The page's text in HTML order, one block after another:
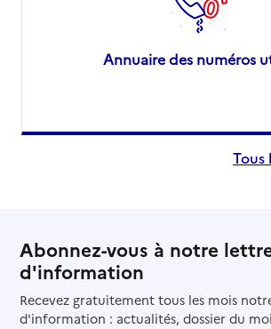
Annuaire des numéros
Tous
Abonnez-vous à notre
d'information
Recevez gratuitement tous les mois
d'information : actualités, dossier du